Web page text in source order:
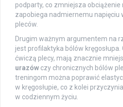
podparty, co zmniejsza obciążenie
zapobiega nadmiernemu napięciu
pleców.
Drugim ważnym argumentem na
jest profilaktyka bólów
ćwiczą plecy, mają znacznie
urazów czy chronicznych bólów
treningom można poprawić
w kręgosłupie, co z kolei
w codziennym życiu.